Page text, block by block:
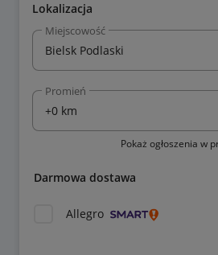
Lokalizacja
Miejscowość
Promień
Pokaż ogłoszenia w
Darmowa dostawa
Allegro